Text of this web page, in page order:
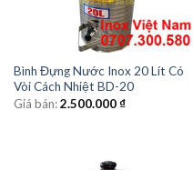
Bình Đựng Nước Inox 20 Lít Có
Vòi Cách Nhiệt BD-20
Giá bán:2.500.000₫